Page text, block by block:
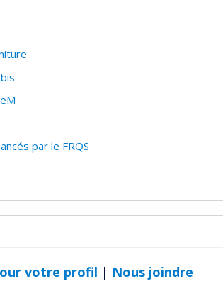
par le FRQS
votre profil | Nous joindre